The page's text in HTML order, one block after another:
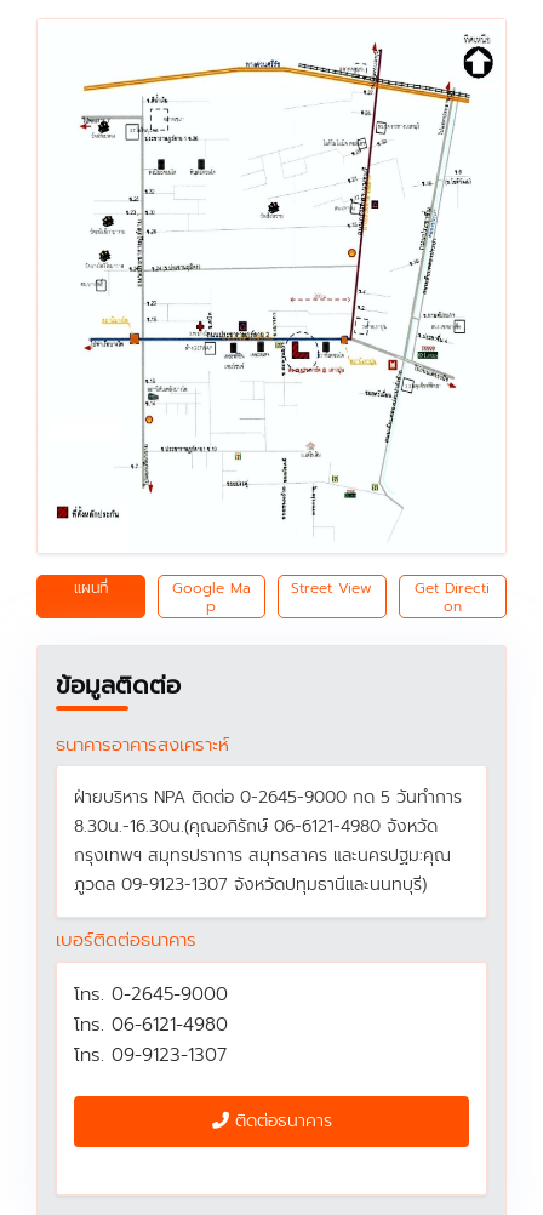
แผนที่
Google Ma
p
Street View
Get Directi
on
ข้อมูลติดต่อ
ธนาคารอาคารสงเคราะห์
ฝ่ายบริหาร NPA ติดต่อ 0-2645-9000 กด 5 วันทำการ
8.30น.-16.30น.(คุณอภิรักษ์ 06-6121-4980 จังหวัด
กรุงเทพฯ สมุทรปราการ สมุทรสาคร และนครปฐม:คุณ
ภูวดล 09-9123-1307 จังหวัดปทุมธานีและนนทบุรี)
เบอร์ติดต่อธนาคาร
โทร. 0-2645-9000
โทร. 06-6121-4980
โทร. 09-9123-1307
ติดต่อธนาคาร